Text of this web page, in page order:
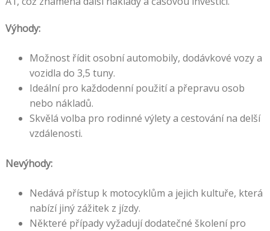
Výhody:
Možnost řídit osobní automobily, dodávkové vozy a
vozidla do 3,5 tuny.
Ideální pro každodenní použití a přepravu osob
nebo nákladů.
Skvělá volba pro rodinné výlety a cestování na delší
vzdálenosti.
Nevýhody:
Nedává přístup k motocyklům a jejich kultuře, která
nabízí jiný zážitek z jízdy.
Některé případy vyžadují dodatečné školení pro